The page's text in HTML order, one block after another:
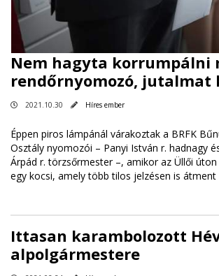
Nem hagyta korrumpálni
rendőrnyomozó, jutalmat
2021.10.30 Híres ember
Éppen piros lámpánál várakoztak a BRFK
Osztály nyomozói – Panyi István r. hadnagy
Árpád r. törzsőrmester –, amikor az Üllői
egy kocsi, amely több tilos jelzésen is átment
Ittasan karambolozott
alpolgármestere